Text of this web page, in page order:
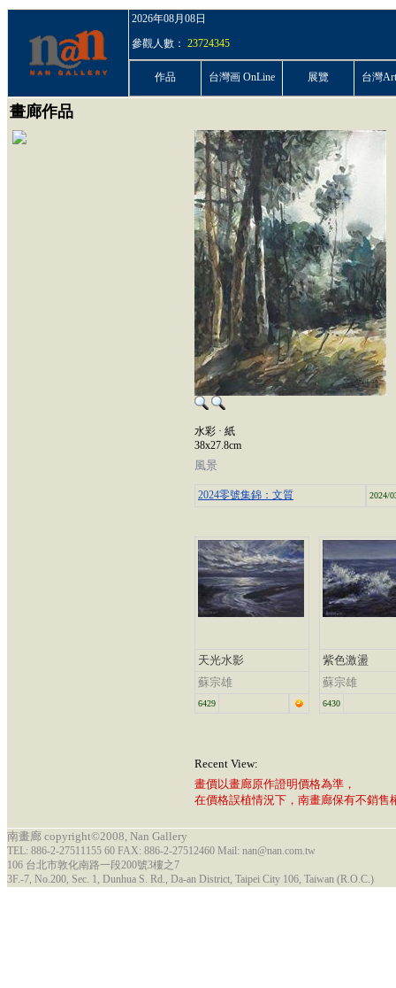
2026年08月08日
參觀人數： 23724345
作品 台灣画 OnLine 展覽 台灣
畫廊作品
水彩 · 紙
38x27.8cm
風景
2024零號集錦：文質 2024/
天光水影
蘇宗雄
6429
紫色激盪
蘇宗雄
6430
Recent View:
畫價以畫廊原作證明價格為準，
在價格誤植情況下，南畫廊保有不銷售
南畫廊 copyright©2008, Nan Gallery
TEL: 886-2-27511155 60 FAX: 886-2-27512460 Mail: nan@nan.com.tw
106 台北市敦化南路一段200號3樓之7
3F.-7, No.200, Sec. 1, Dunhua S. Rd., Da-an District, Taipei City 106, Taiwan (R.O.C.)